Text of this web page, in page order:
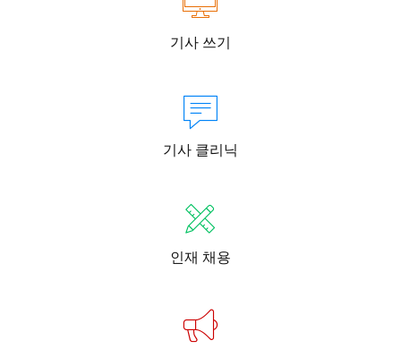
기사 쓰기
기사 클리닉
인재 채용